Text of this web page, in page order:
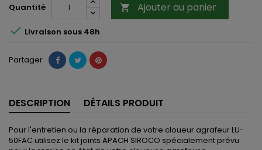
Quantité  Ajouter au panier
 Livraison sous 48h
Partager
DESCRIPTION DÉTAILS PRODUIT
Pour l'entretien ou la réparation de votre cloueur agrafeur LU-
50FAC utilisez le kit joints APACH SIROCO spécialement prévu